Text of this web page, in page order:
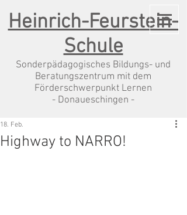
Heinrich-Feurstein-
Schule
Sonderpädagogisches Bildungs- und
Beratungszentrum mit dem
Förderschwerpunkt Lernen
- Donaueschingen -
Highway to NARRO!
18. Feb.